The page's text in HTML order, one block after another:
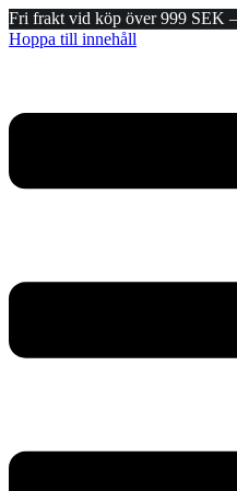
Fri frakt vid köp över 999 SEK
Hoppa till innehåll